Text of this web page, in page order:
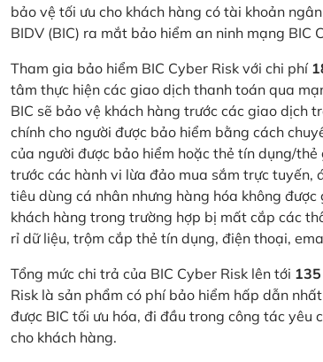
bảo vệ tối ưu cho khách hàng có tài khoản
BIDV (BIC) ra mắt bảo hiểm an ninh mạng BIC
Tham gia bảo hiểm BIC Cyber Risk với chi phí
tâm thực hiện các giao dịch thanh toán qua
BIC sẽ bảo vệ khách hàng trước các giao
chính cho người được bảo hiểm bằng cách
của người được bảo hiểm hoặc thẻ tín dụng/
trước các hành vi lừa đảo mua sắm trực tuyến,
tiêu dùng cá nhân nhưng hàng hóa không
khách hàng trong trường hợp bị mất cắp các
rỉ dữ liệu, trộm cắp thẻ tín dụng, điện thoại,
Tổng mức chi trả của BIC Cyber Risk lên tới
Risk là sản phẩm có phí bảo hiểm hấp dẫn
được BIC tối ưu hóa, đi đầu trong công tác
cho khách hàng.